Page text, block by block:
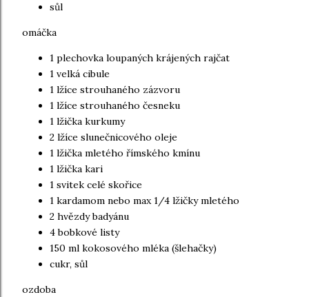
sůl
omáčka
1 plechovka loupaných krájených rajčat
1 velká cibule
1 lžíce strouhaného zázvoru
1 lžíce strouhaného česneku
1 lžička kurkumy
2 lžíce slunečnicového oleje
1 lžička mletého římského kmínu
1 lžička kari
1 svitek celé skořice
1 kardamom nebo max 1/4 lžičky mletého
2 hvězdy badyánu
4 bobkové listy
150 ml kokosového mléka (šlehačky)
cukr, sůl
ozdoba